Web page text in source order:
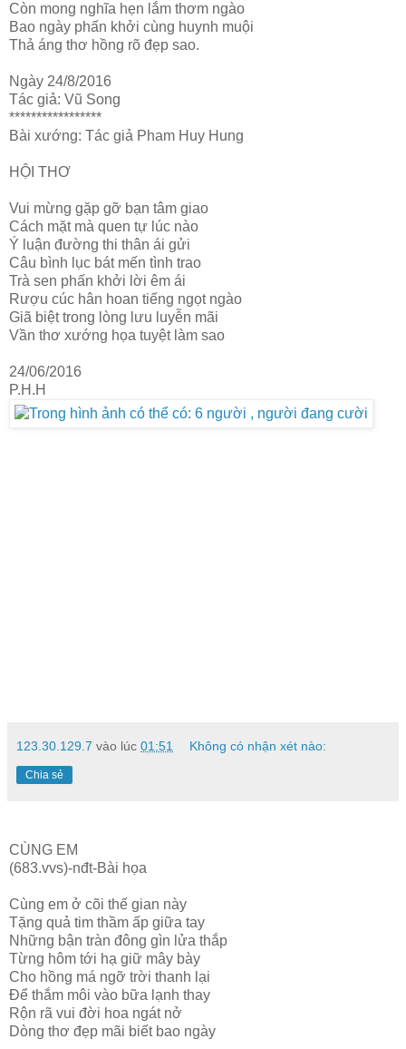
Còn mong nghĩa hẹn lắm thơm ngào
Bao ngày phấn khởi cùng huynh muội
Thả áng thơ hồng rõ đẹp sao.
Ngày 24/8/2016
Tác giả: Vũ Song
*****************
Bài xướng: Tác giả Pham Huy Hung
HỘI THƠ
Vui mừng gặp gỡ bạn tâm giao
Cách mặt mà quen tự lúc nào
Ý luận đường thi thân ái gửi
Câu bình lục bát mến tình trao
Trà sen phấn khởi lời êm ái
Rượu cúc hân hoan tiếng ngọt ngào
Giã biệt trong lòng lưu luyễn mãi
Vần thơ xướng họa tuyệt làm sao
24/06/2016
P.H.H
123.30.129.7 vào lúc 01:51 Không có nhận xét nào:
Chia sẻ
CÙNG EM
(683.vvs)-nđt-Bài họa
Cùng em ở cõi thế gian này
Tặng quả tim thầm ấp giữa tay
Những bận tràn đông gìn lửa thắp
Từng hôm tới hạ giữ mây bày
Cho hồng má ngỡ trời thanh lại
Để thắm môi vào bữa lạnh thay
Rộn rã vui đời hoa ngát nở
Dòng thơ đẹp mãi biết bao ngày